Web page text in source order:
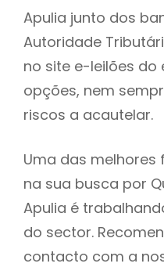
Apulia junto dos
Autoridade
no site e-leilões do
opções, nem
riscos a acautelar.
Uma das
na sua busca por
Apulia é
do sector.
contacto com a